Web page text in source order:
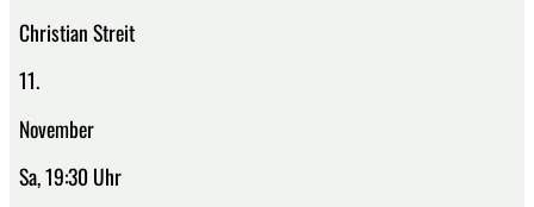
Christian Streit
11.
November
Sa, 19:30 Uhr